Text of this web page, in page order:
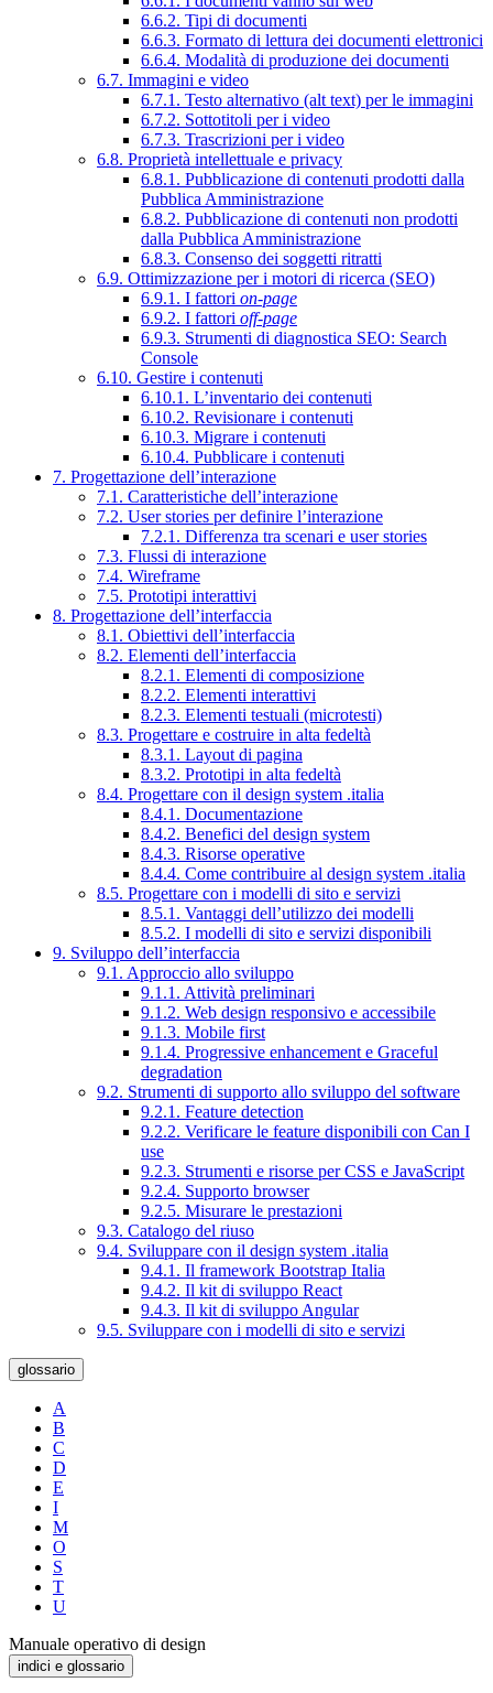
6.6.2. Tipi di documenti
6.6.3. Formato di lettura dei documenti elettronici
6.6.4. Modalità di produzione dei documenti
6.7. Immagini e video
6.7.1. Testo alternativo (alt text) per le immagini
6.7.2. Sottotitoli per i video
6.7.3. Trascrizioni per i video
6.8. Proprietà intellettuale e privacy
6.8.1. Pubblicazione di contenuti prodotti dalla
Pubblica Amministrazione
6.8.2. Pubblicazione di contenuti non prodotti
dalla Pubblica Amministrazione
6.8.3. Consenso dei soggetti ritratti
6.9. Ottimizzazione per i motori di ricerca (SEO)
6.9.1. I fattori on-page
6.9.2. I fattori off-page
6.9.3. Strumenti di diagnostica SEO: Search
Console
6.10. Gestire i contenuti
6.10.1. L’inventario dei contenuti
6.10.2. Revisionare i contenuti
6.10.3. Migrare i contenuti
6.10.4. Pubblicare i contenuti
7. Progettazione dell’interazione
7.1. Caratteristiche dell’interazione
7.2. User stories per definire l’interazione
7.2.1. Differenza tra scenari e user stories
7.3. Flussi di interazione
7.4. Wireframe
7.5. Prototipi interattivi
8. Progettazione dell’interfaccia
8.1. Obiettivi dell’interfaccia
8.2. Elementi dell’interfaccia
8.2.1. Elementi di composizione
8.2.2. Elementi interattivi
8.2.3. Elementi testuali (microtesti)
8.3. Progettare e costruire in alta fedeltà
8.3.1. Layout di pagina
8.3.2. Prototipi in alta fedeltà
8.4. Progettare con il design system .italia
8.4.1. Documentazione
8.4.2. Benefici del design system
8.4.3. Risorse operative
8.4.4. Come contribuire al design system .italia
8.5. Progettare con i modelli di sito e servizi
8.5.1. Vantaggi dell’utilizzo dei modelli
8.5.2. I modelli di sito e servizi disponibili
9. Sviluppo dell’interfaccia
9.1. Approccio allo sviluppo
9.1.1. Attività preliminari
9.1.2. Web design responsivo e accessibile
9.1.3. Mobile first
9.1.4. Progressive enhancement e Graceful
degradation
9.2. Strumenti di supporto allo sviluppo del software
9.2.1. Feature detection
9.2.2. Verificare le feature disponibili con Can I
use
9.2.3. Strumenti e risorse per CSS e JavaScript
9.2.4. Supporto browser
9.2.5. Misurare le prestazioni
9.3. Catalogo del riuso
9.4. Sviluppare con il design system .italia
9.4.1. Il framework Bootstrap Italia
9.4.2. Il kit di sviluppo React
9.4.3. Il kit di sviluppo Angular
9.5. Sviluppare con i modelli di sito e servizi
glossario
A
B
C
D
E
I
M
O
S
T
U
Manuale operativo di design
indici e glossario